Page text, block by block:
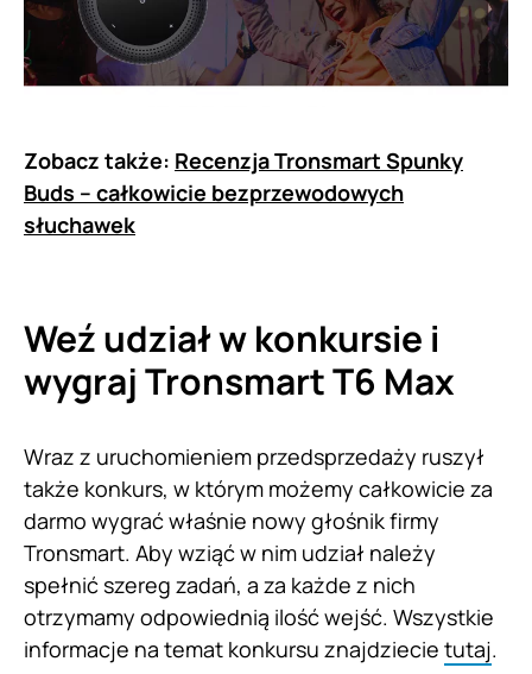
Zobacz także: Recenzja Tronsmart Spunky
Buds – całkowicie bezprzewodowych
słuchawek
Weź udział w konkursie i
wygraj Tronsmart T6 Max
Wraz z uruchomieniem przedsprzedaży ruszył
także konkurs, w którym możemy całkowicie za
darmo wygrać właśnie nowy głośnik firmy
Tronsmart. Aby wziąć w nim udział należy
spełnić szereg zadań, a za każde z nich
otrzymamy odpowiednią ilość wejść. Wszystkie
informacje na temat konkursu znajdziecie tutaj.